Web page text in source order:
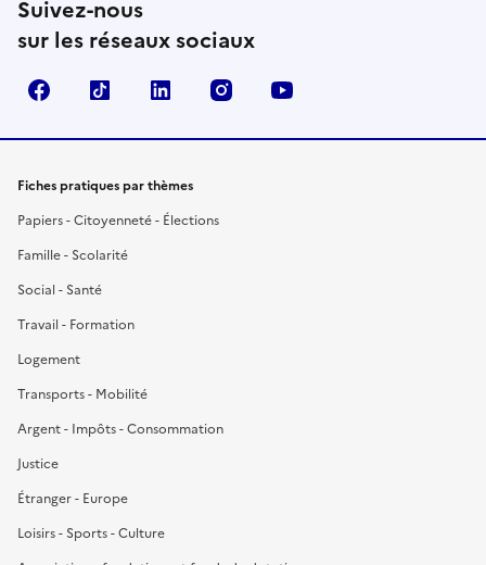
Suivez-nous
sur les réseaux sociaux
FacebookTikTok LinkedIn Instagram
Fiches pratiques par thèmes
Papiers - Citoyenneté - Élections
Famille - Scolarité
Social - Santé
Travail - Formation
Logement
Transports - Mobilité
Argent - Impôts - Consommation
Justice
Étranger - Europe
Loisirs - Sports - Culture